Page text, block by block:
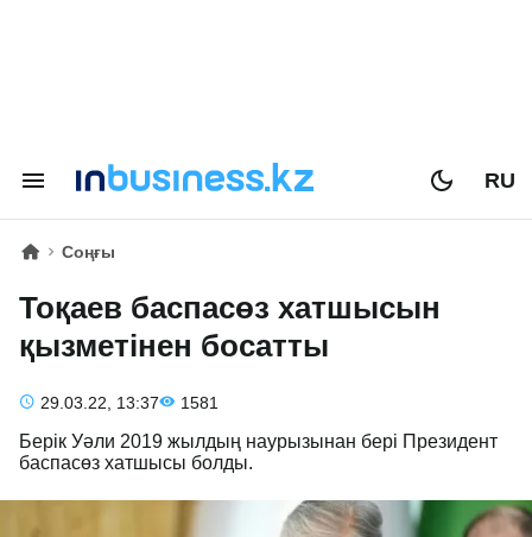
RU
Соңғы
Тоқаев баспасөз хатшысын
қызметінен босатты
29.03.22, 13:37 1581
Берік Уәли 2019 жылдың наурызынан бері Президент
баспасөз хатшысы болды.